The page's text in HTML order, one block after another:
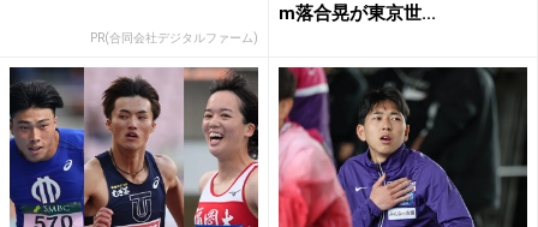
PR(合同会社デジタルファーム)
m落合晃が東京世...